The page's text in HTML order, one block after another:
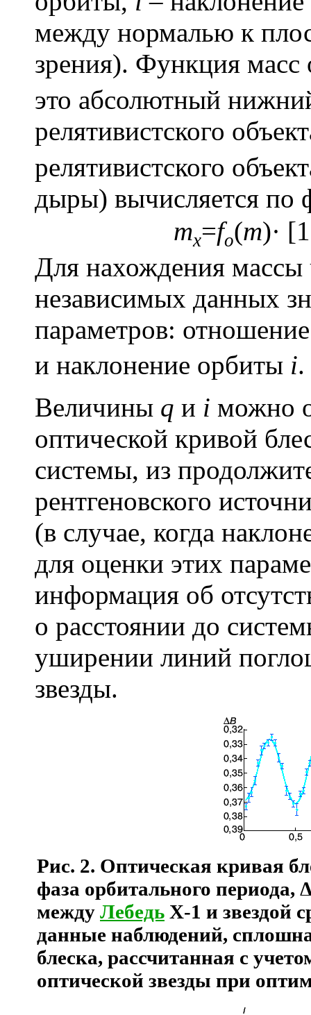
между нормалью к
зрения). Функция масс
это абсолютный
релятивистского
релятивистского
дыры) вычисляется по
mx=fo(m)·
Для нахождения
независимых данных
параметров:
и наклонение орбиты i.
Величины q и i можно
оптической кривой
системы, из
рентгеновского
(в случае, когда
для оценки этих
информация об
о расстоянии до
уширении линий
звезды.
Рис. 2. Оптическая кривая
фаза орбитального периода,
между Лебедь X-1 и звездой
данные наблюдений,
блеска, рассчитанная с
оптической звезды при